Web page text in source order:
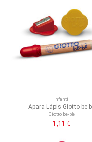
Infantil
Apara-Lápis Giotto be-
Giotto be-bè
1,11 €